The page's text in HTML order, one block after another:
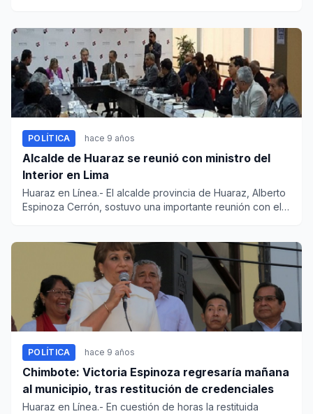
POLÍTICA hace 9 años
Alcalde de Huaraz se reunió con ministro del
Interior en Lima
Huaraz en Línea.- El alcalde provincia de Huaraz, Alberto
Espinoza Cerrón, sostuvo una importante reunión con el
POLÍTICA hace 9 años
Chimbote: Victoria Espinoza regresaría mañana
al municipio, tras restitución de credenciales
Huaraz en Línea.- En cuestión de horas la restituida